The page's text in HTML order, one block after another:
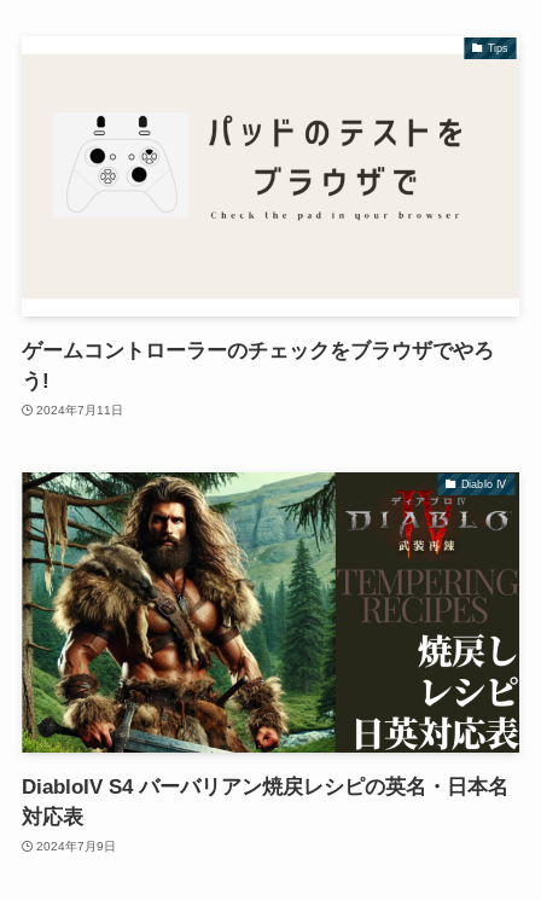
Tips
ゲームコントローラーのチェックをブラウザでやろ
う!
2024年7月11日
Diablo IV
DiabloIV S4 バーバリアン焼戻レシピの英名・日本名
対応表
2024年7月9日